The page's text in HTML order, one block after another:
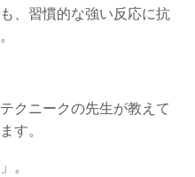
、習慣的な強い反応に抗
クニークの先生が教えて
す。
。